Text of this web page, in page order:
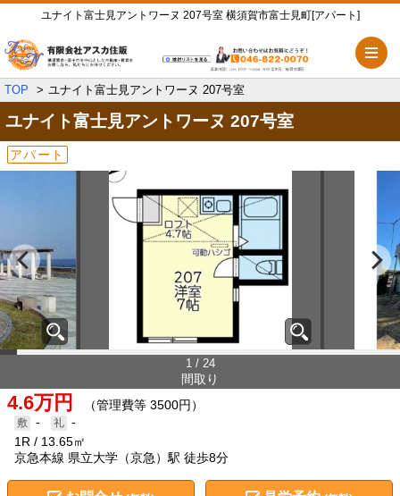
ユナイト富士見アントワーヌ 207号室 横須賀市富士見町[アパート]
TOP ユナイト富士見アントワーヌ 207号室
ユナイト富士見アントワーヌ 207号室
アパート
1 / 24
間取り
4.6万円 （管理費等 3500円）
-
-
1R
13.65㎡
京急本線 県立大学（京急）駅 徒歩8分